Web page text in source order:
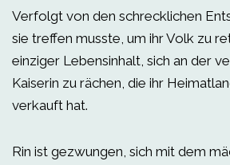
Verfolgt von den schrecklichen
sie treffen musste, um ihr Volk zu
einziger Lebensinhalt, sich an der
Kaiserin zu rächen, die ihr
verkauft hat.
Rin ist gezwungen, sich mit dem